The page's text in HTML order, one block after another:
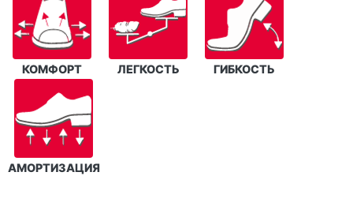
КОМФОРТ ЛЕГКОСТЬ ГИБКОСТЬ
АМОРТИЗАЦИЯ